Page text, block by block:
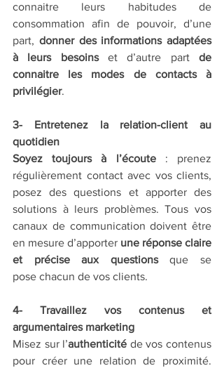
connaitre leurs habitudes de
consommation afin de pouvoir, d’une
part, donner des informations adaptées
à leurs besoins et d’autre part de
connaitre les modes de contacts à
privilégier.
3- Entretenez la relation-client au
quotidien
Soyez toujours à l’écoute : prenez
régulièrement contact avec vos clients,
posez des questions et apporter des
solutions à leurs problèmes. Tous vos
canaux de communication doivent être
en mesure d’apporter une réponse claire
et précise aux questions que se
pose chacun de vos clients.
4- Travaillez vos contenus et
argumentaires marketing
Misez sur l’authenticité de vos contenus
pour créer une relation de proximité.